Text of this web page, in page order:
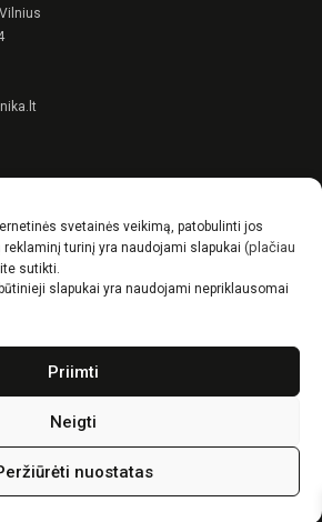
svetainės veikimą, patobulinti jos
turinį yra naudojami slapukai (plačiau
sutikti.
slapukai yra naudojami nepriklausomai
Priimti
Neigti
nuostatas
sąlygos
sprendimai.
kiemo charakterį
PuslapiaiVerslui.lt